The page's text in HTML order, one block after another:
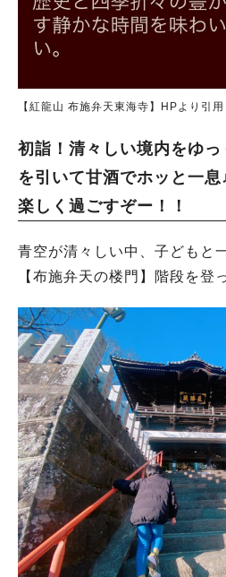
【紅龍山 布施弁天東海寺】HPより引用
初詣！清々しい境内をゆ
を引いて甘酒でホッと一
楽しく過ごすぞー！！
青空が清々しい中、子どもと
【布施弁天の楼門】階段を登